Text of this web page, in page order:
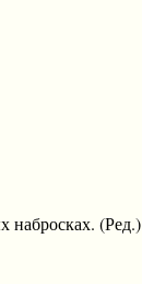
набросках. (Ред.)